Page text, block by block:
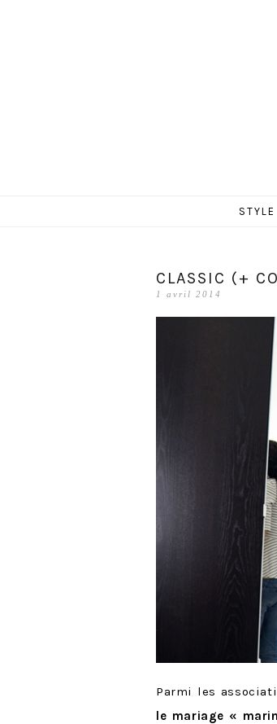
STYLE
CLASSIC (+
1 avril 2014
Parmi les
le mariage «